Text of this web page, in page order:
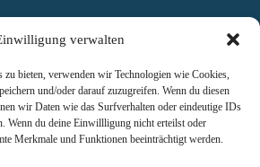
verwalten
bieten, verwenden wir Technologien wie Cookies,
und/oder darauf zuzugreifen. Wenn du diesen
wir Daten wie das Surfverhalten oder eindeutige IDs
Wenn du deine Einwillligung nicht erteilst oder
Merkmale und Funktionen beeinträchtigt werden.
1